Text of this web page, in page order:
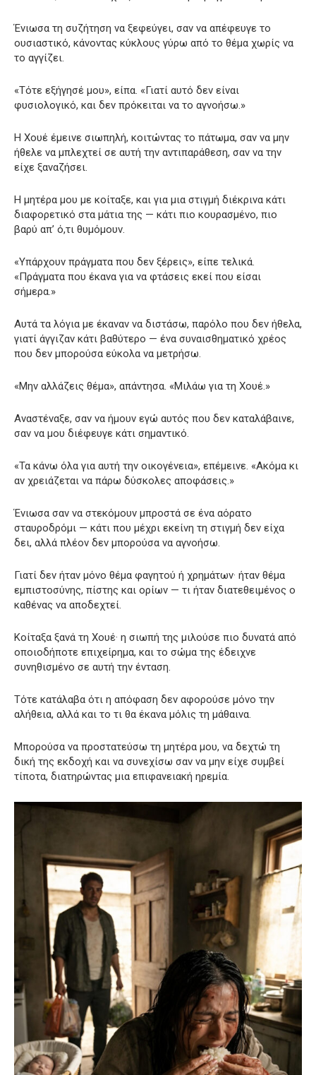
Ένιωσα τη συζήτηση να ξεφεύγει, σαν να απέφευγε το
ουσιαστικό, κάνοντας κύκλους γύρω από το θέμα χωρίς να
το αγγίζει.
«Τότε εξήγησέ μου», είπα. «Γιατί αυτό δεν είναι
φυσιολογικό, και δεν πρόκειται να το αγνοήσω.»
Η Χουέ έμεινε σιωπηλή, κοιτώντας το πάτωμα, σαν να μην
ήθελε να μπλεχτεί σε αυτή την αντιπαράθεση, σαν να την
είχε ξαναζήσει.
Η μητέρα μου με κοίταξε, και για μια στιγμή διέκρινα κάτι
διαφορετικό στα μάτια της — κάτι πιο κουρασμένο, πιο
βαρύ απ’ ό,τι θυμόμουν.
«Υπάρχουν πράγματα που δεν ξέρεις», είπε τελικά.
«Πράγματα που έκανα για να φτάσεις εκεί που είσαι
σήμερα.»
Αυτά τα λόγια με έκαναν να διστάσω, παρόλο που δεν ήθελα,
γιατί άγγιζαν κάτι βαθύτερο — ένα συναισθηματικό χρέος
που δεν μπορούσα εύκολα να μετρήσω.
«Μην αλλάζεις θέμα», απάντησα. «Μιλάω για τη Χουέ.»
Αναστέναξε, σαν να ήμουν εγώ αυτός που δεν καταλάβαινε,
σαν να μου διέφευγε κάτι σημαντικό.
«Τα κάνω όλα για αυτή την οικογένεια», επέμεινε. «Ακόμα κι
αν χρειάζεται να πάρω δύσκολες αποφάσεις.»
Ένιωσα σαν να στεκόμουν μπροστά σε ένα αόρατο
σταυροδρόμι — κάτι που μέχρι εκείνη τη στιγμή δεν είχα
δει, αλλά πλέον δεν μπορούσα να αγνοήσω.
Γιατί δεν ήταν μόνο θέμα φαγητού ή χρημάτων· ήταν θέμα
εμπιστοσύνης, πίστης και ορίων — τι ήταν διατεθειμένος ο
καθένας να αποδεχτεί.
Κοίταξα ξανά τη Χουέ· η σιωπή της μιλούσε πιο δυνατά από
οποιοδήποτε επιχείρημα, και το σώμα της έδειχνε
συνηθισμένο σε αυτή την ένταση.
Τότε κατάλαβα ότι η απόφαση δεν αφορούσε μόνο την
αλήθεια, αλλά και το τι θα έκανα μόλις τη μάθαινα.
Μπορούσα να προστατεύσω τη μητέρα μου, να δεχτώ τη
δική της εκδοχή και να συνεχίσω σαν να μην είχε συμβεί
τίποτα, διατηρώντας μια επιφανειακή ηρεμία.